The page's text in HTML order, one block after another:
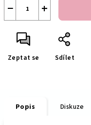
+
−
Zeptat se Sdílet
Popis Diskuze